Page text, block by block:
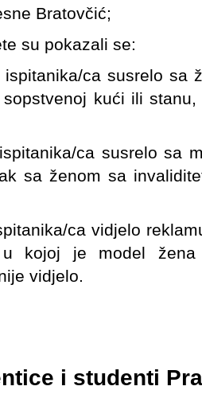
Bratovčić;
su pokazali se:
ca susrelo sa
kući ili
ca susrelo sa
sa ženom sa
ca vidjelo
kojoj je model
vidjelo.
i studenti